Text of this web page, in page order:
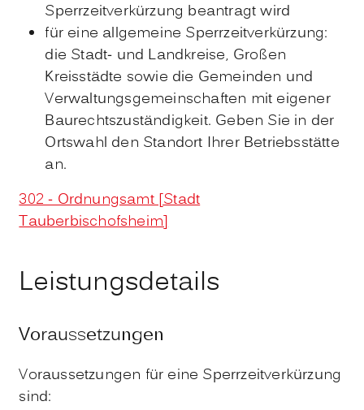
Sperrzeitverkürzung beantragt wird
für eine allgemeine Sperrzeitverkürzung:
die Stadt- und Landkreise, Großen
Kreisstädte sowie die Gemeinden und
Verwaltungsgemeinschaften mit eigener
Baurechtszuständigkeit. Geben Sie in der
Ortswahl den Standort Ihrer Betriebsstätte
an.
302 - Ordnungsamt [Stadt
Tauberbischofsheim]
Leistungsdetails
Voraussetzungen
Voraussetzungen für eine Sperrzeitverkürzung
sind: